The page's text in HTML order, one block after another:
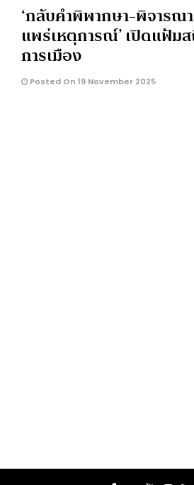
‘กลับคำพิพากษา-พิจารณ
แพร่เหตุการณ์’ เปิดแฟ้ม
การเมือง
Posted On 19 November 2025